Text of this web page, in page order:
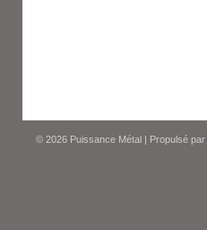
© 2026 Puissance Métal | Propulsé par